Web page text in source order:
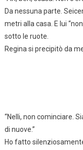
Da nessuna parte.
metri alla casa. E lui
sotto le ruote.
Regina si precipitò da
“Nelli, non cominciare.
di nuove.”
Ho fatto